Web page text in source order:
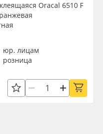
Oracal 6510 F
юр. лицам
розница